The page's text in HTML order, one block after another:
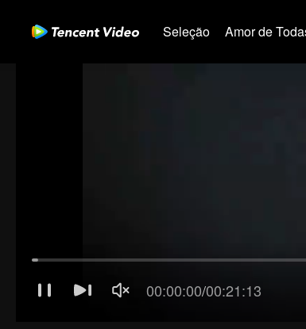
Seleção Amor de